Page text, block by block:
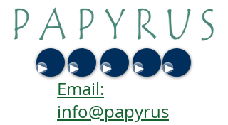
Email:
info@papyrus